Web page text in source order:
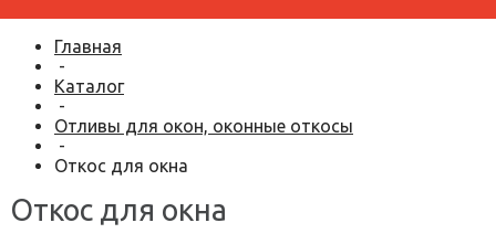
Главная
-
Каталог
-
Отливы для окон, оконные откосы
-
Откос для окна
Откос для окна